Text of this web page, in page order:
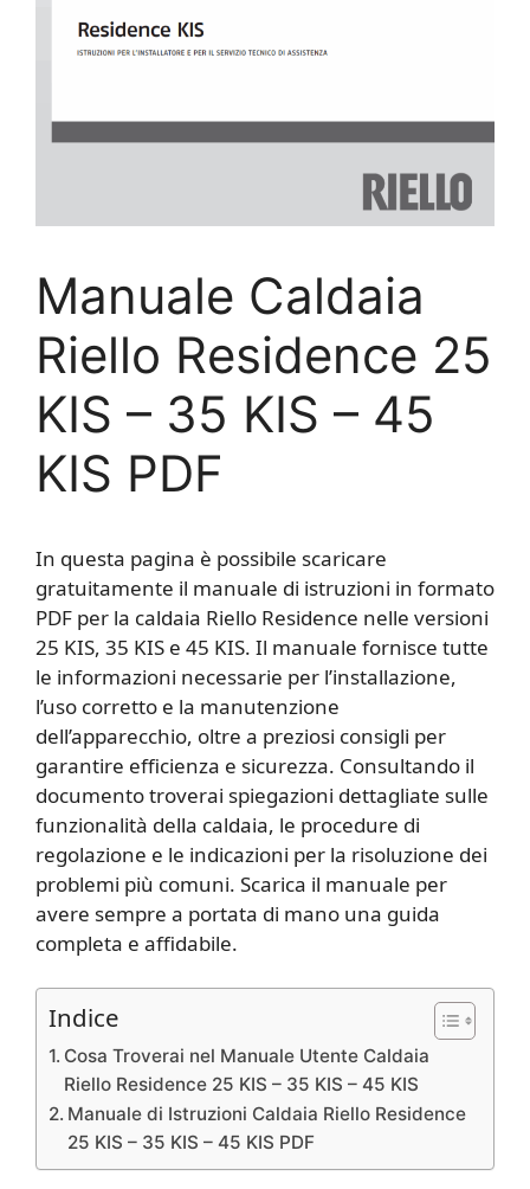
Manuale Caldaia
Riello Residence 25
KIS – 35 KIS – 45
KIS PDF
In questa pagina è possibile scaricare
gratuitamente il manuale di istruzioni in formato
PDF per la caldaia Riello Residence nelle versioni
25 KIS, 35 KIS e 45 KIS. Il manuale fornisce tutte
le informazioni necessarie per l’installazione,
l’uso corretto e la manutenzione
dell’apparecchio, oltre a preziosi consigli per
garantire efficienza e sicurezza. Consultando il
documento troverai spiegazioni dettagliate sulle
funzionalità della caldaia, le procedure di
regolazione e le indicazioni per la risoluzione dei
problemi più comuni. Scarica il manuale per
avere sempre a portata di mano una guida
completa e affidabile.
Indice
Cosa Troverai nel Manuale Utente Caldaia
Riello Residence 25 KIS – 35 KIS – 45 KIS
Manuale di Istruzioni Caldaia Riello Residence
25 KIS – 35 KIS – 45 KIS PDF